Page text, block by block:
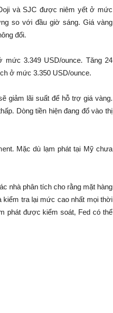
và SJC được niêm yết ở mức
so với đầu giờ sáng. Giá vàng
đổi.
3.349 USD/ounce. Tăng 24
ở mức 3.350 USD/ounce.
giảm lãi suất để hỗ trợ giá vàng.
Dòng tiền hiện đang đổ vào thị
Mặc dù lạm phát tại Mỹ chưa
nhà phân tích cho rằng mặt hàng
tra lại mức cao nhất mọi thời
phát được kiểm soát, Fed có thể